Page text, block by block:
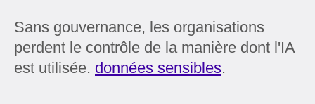
Sans gouvernance, les organisations
perdent le contrôle de la manière dont l'IA
est utilisée. données sensibles.